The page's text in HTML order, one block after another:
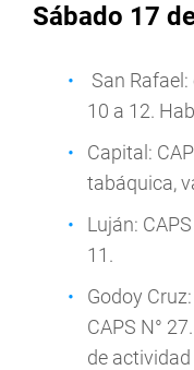
Sábado 17
San
10 a 12.
Capital:
tabáquica,
Luján:
11.
Godoy
CAPS N°
de